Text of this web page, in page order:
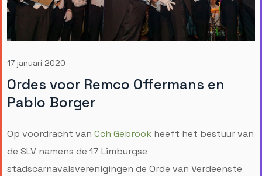
17 januari 2020
Ordes voor Remco Offermans en
Pablo Borger
Op voordracht van Cch Gebrook heeft het bestuur van
de SLV namens de 17 Limburgse
stadscarnavalsverenigingen de Orde van Verdeenste